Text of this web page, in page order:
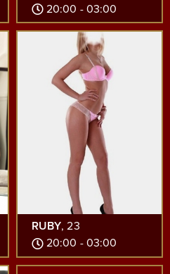
20:00 - 03:00
RUBY, 23
20:00 - 03:00